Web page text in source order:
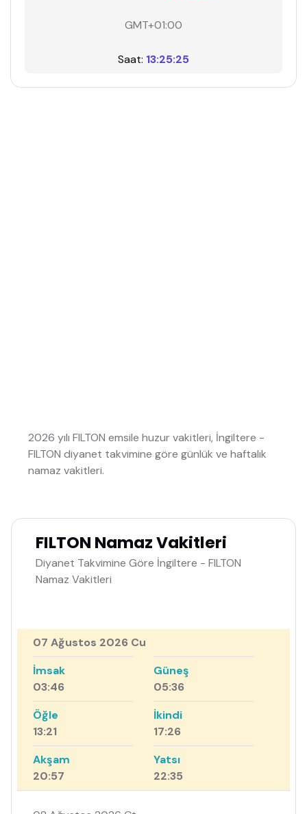
GMT+01:00
Saat: 13:25:26
2026 yılı FILTON emsile huzur vakitleri, İngiltere -
FILTON diyanet takvimine göre günlük ve haftalık
namaz vakitleri.
FILTON Namaz Vakitleri
Diyanet Takvimine Göre İngiltere - FILTON
Namaz Vakitleri
07 Ağustos 2026 Cu
İmsak
03:46
Güneş
05:36
Öğle
13:21
İkindi
17:26
Akşam
20:57
Yatsı
22:35